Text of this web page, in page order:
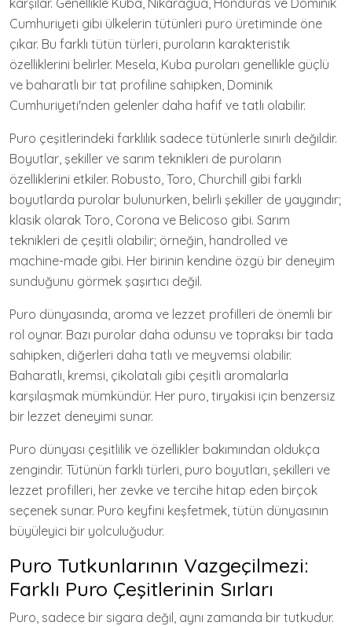
karşılar. Genellikle Kuba, Nikaragua, Honduras ve Dominik
Cumhuriyeti gibi ülkelerin tütünleri puro üretiminde öne
çıkar. Bu farklı tütün türleri, puroların karakteristik
özelliklerini belirler. Mesela, Kuba puroları genellikle güçlü
ve baharatlı bir tat profiline sahipken, Dominik
Cumhuriyeti'nden gelenler daha hafif ve tatlı olabilir.
Puro çeşitlerindeki farklılık sadece tütünlerle sınırlı değildir.
Boyutlar, şekiller ve sarım teknikleri de puroların
özelliklerini etkiler. Robusto, Toro, Churchill gibi farklı
boyutlarda purolar bulunurken, belirli şekiller de yaygındır;
klasik olarak Toro, Corona ve Belicoso gibi. Sarım
teknikleri de çeşitli olabilir; örneğin, handrolled ve
machine-made gibi. Her birinin kendine özgü bir deneyim
sunduğunu görmek şaşırtıcı değil.
Puro dünyasında, aroma ve lezzet profilleri de önemli bir
rol oynar. Bazı purolar daha odunsu ve topraksı bir tada
sahipken, diğerleri daha tatlı ve meyvemsi olabilir.
Baharatlı, kremsi, çikolatalı gibi çeşitli aromalarla
karşılaşmak mümkündür. Her puro, tiryakisi için benzersiz
bir lezzet deneyimi sunar.
Puro dünyası çeşitlilik ve özellikler bakımından oldukça
zengindir. Tütünün farklı türleri, puro boyutları, şekilleri ve
lezzet profilleri, her zevke ve tercihe hitap eden birçok
seçenek sunar. Puro keyfini keşfetmek, tütün dünyasının
büyüleyici bir yolculuğudur.
Puro Tutkunlarının Vazgeçilmezi:
Farklı Puro Çeşitlerinin Sırları
Puro, sadece bir sigara değil, aynı zamanda bir tutkudur.